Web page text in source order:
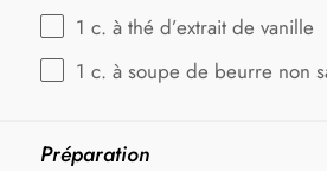
1 c. à thé d’extrait de vanille
1 c. à soupe de beurre non
Préparation